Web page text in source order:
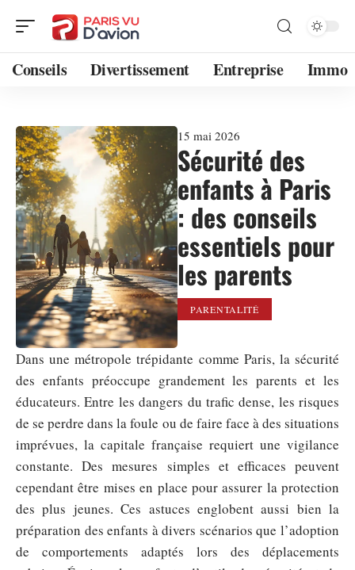
Conseils Divertissement Entreprise Immo
15 mai 2026
Sécurité des
enfants à Paris
: des conseils
essentiels pour
les parents
PARENTALITÉ
Dans une métropole trépidante comme Paris, la sécurité
des enfants préoccupe grandement les parents et les
éducateurs. Entre les dangers du trafic dense, les risques
de se perdre dans la foule ou de faire face à des situations
imprévues, la capitale française requiert une vigilance
constante. Des mesures simples et efficaces peuvent
cependant être mises en place pour assurer la protection
des plus jeunes. Ces astuces englobent aussi bien la
préparation des enfants à divers scénarios que l’adoption
de comportements adaptés lors des déplacements